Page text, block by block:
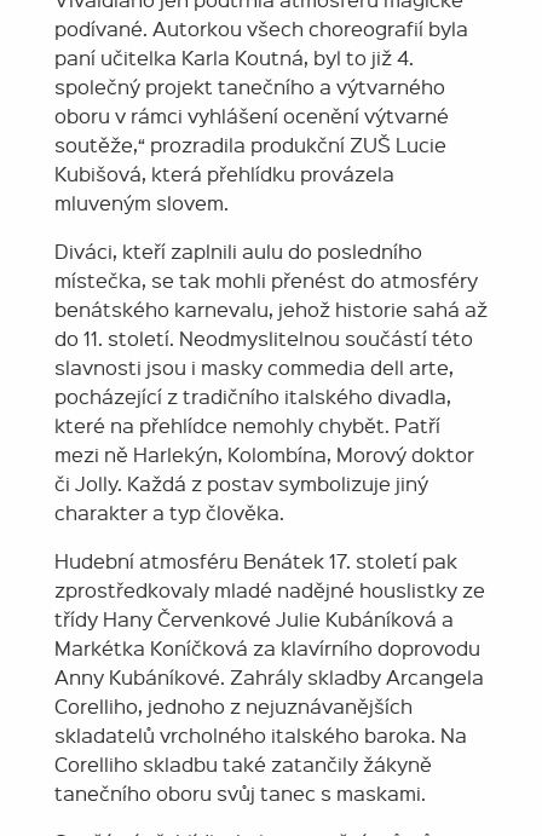
podívané. Autorkou všech choreografií byla
paní učitelka Karla Koutná, byl to již 4.
společný projekt tanečního a výtvarného
oboru v rámci vyhlášení ocenění výtvarné
soutěže,“ prozradila produkční ZUŠ Lucie
Kubišová, která přehlídku provázela
mluveným slovem.
Diváci, kteří zaplnili aulu do posledního
místečka, se tak mohli přenést do atmosféry
benátského karnevalu, jehož historie sahá až
do 11. století. Neodmyslitelnou součástí této
slavnosti jsou i masky commedia dell arte,
pocházející z tradičního italského divadla,
které na přehlídce nemohly chybět. Patří
mezi ně Harlekýn, Kolombína, Morový doktor
či Jolly. Každá z postav symbolizuje jiný
charakter a typ člověka.
Hudební atmosféru Benátek 17. století pak
zprostředkovaly mladé nadějné houslistky ze
třídy Hany Červenkové Julie Kubáníková a
Markétka Koníčková za klavírního doprovodu
Anny Kubáníkové. Zahrály skladby Arcangela
Corelliho, jednoho z nejuznávanějších
skladatelů vrcholného italského baroka. Na
Corelliho skladbu také zatančily žákyně
tanečního oboru svůj tanec s maskami.